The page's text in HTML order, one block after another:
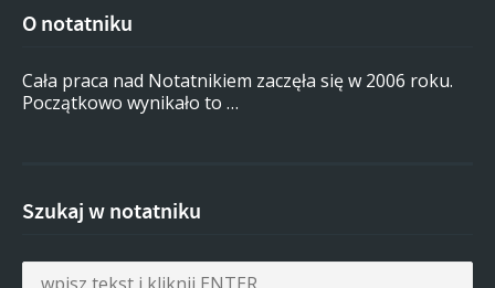
O notatniku
Cała praca nad Notatnikiem zaczęła się w 2006 roku.
Początkowo wynikało to …
Szukaj w notatniku